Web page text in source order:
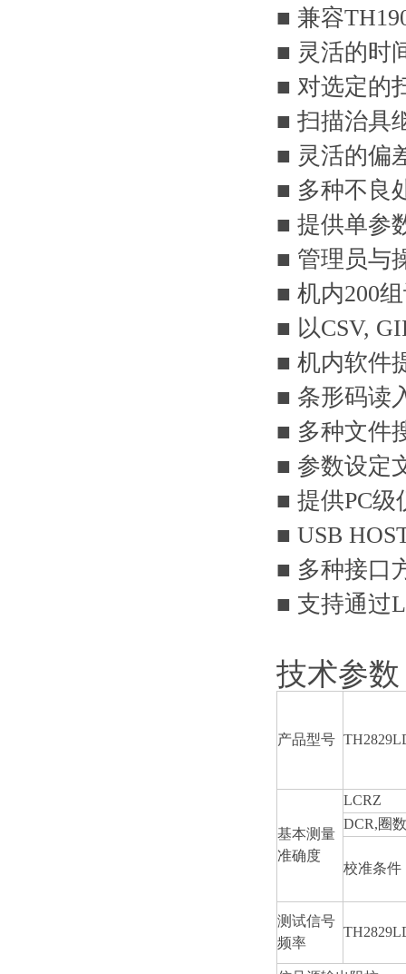
■ 兼容
■ 灵活的时
■ 对选定的
■ 扫描治具
■ 灵活的偏
■ 多种不良
■ 提供单参
■ 管理员与
■ 机内200
■ 以CSV,
■ 机内软件
■ 条形码读
■ 多种文件
■ 参数设定
■ 提供PC
■ USB
■ 多种接口
■ 支持通过
技术参数
产品型号
基本测量
准确度
LCRZ
DCR,圈
校准条件
测试信号
频率